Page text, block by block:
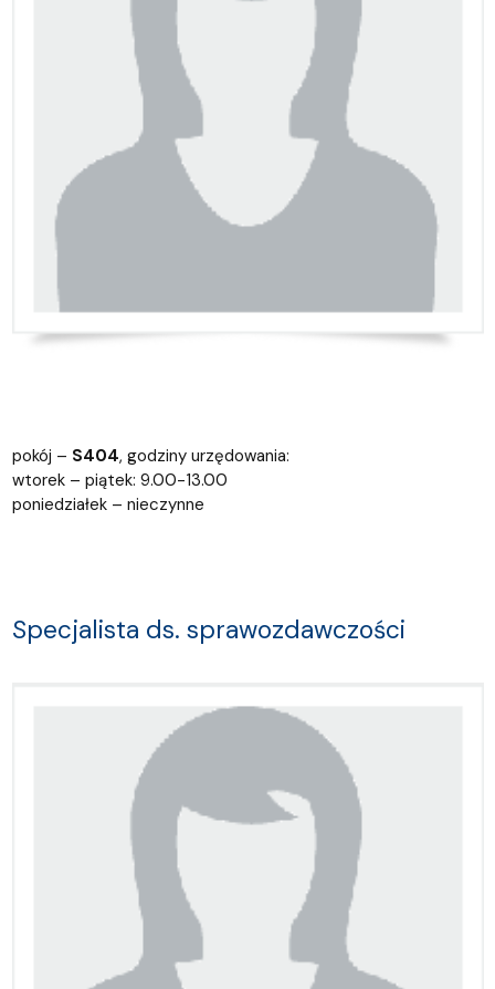
pokój – S404, godziny urzędowania:
wtorek – piątek: 9.00-13.00
poniedziałek – nieczynne
Specjalista ds. sprawozdawczości